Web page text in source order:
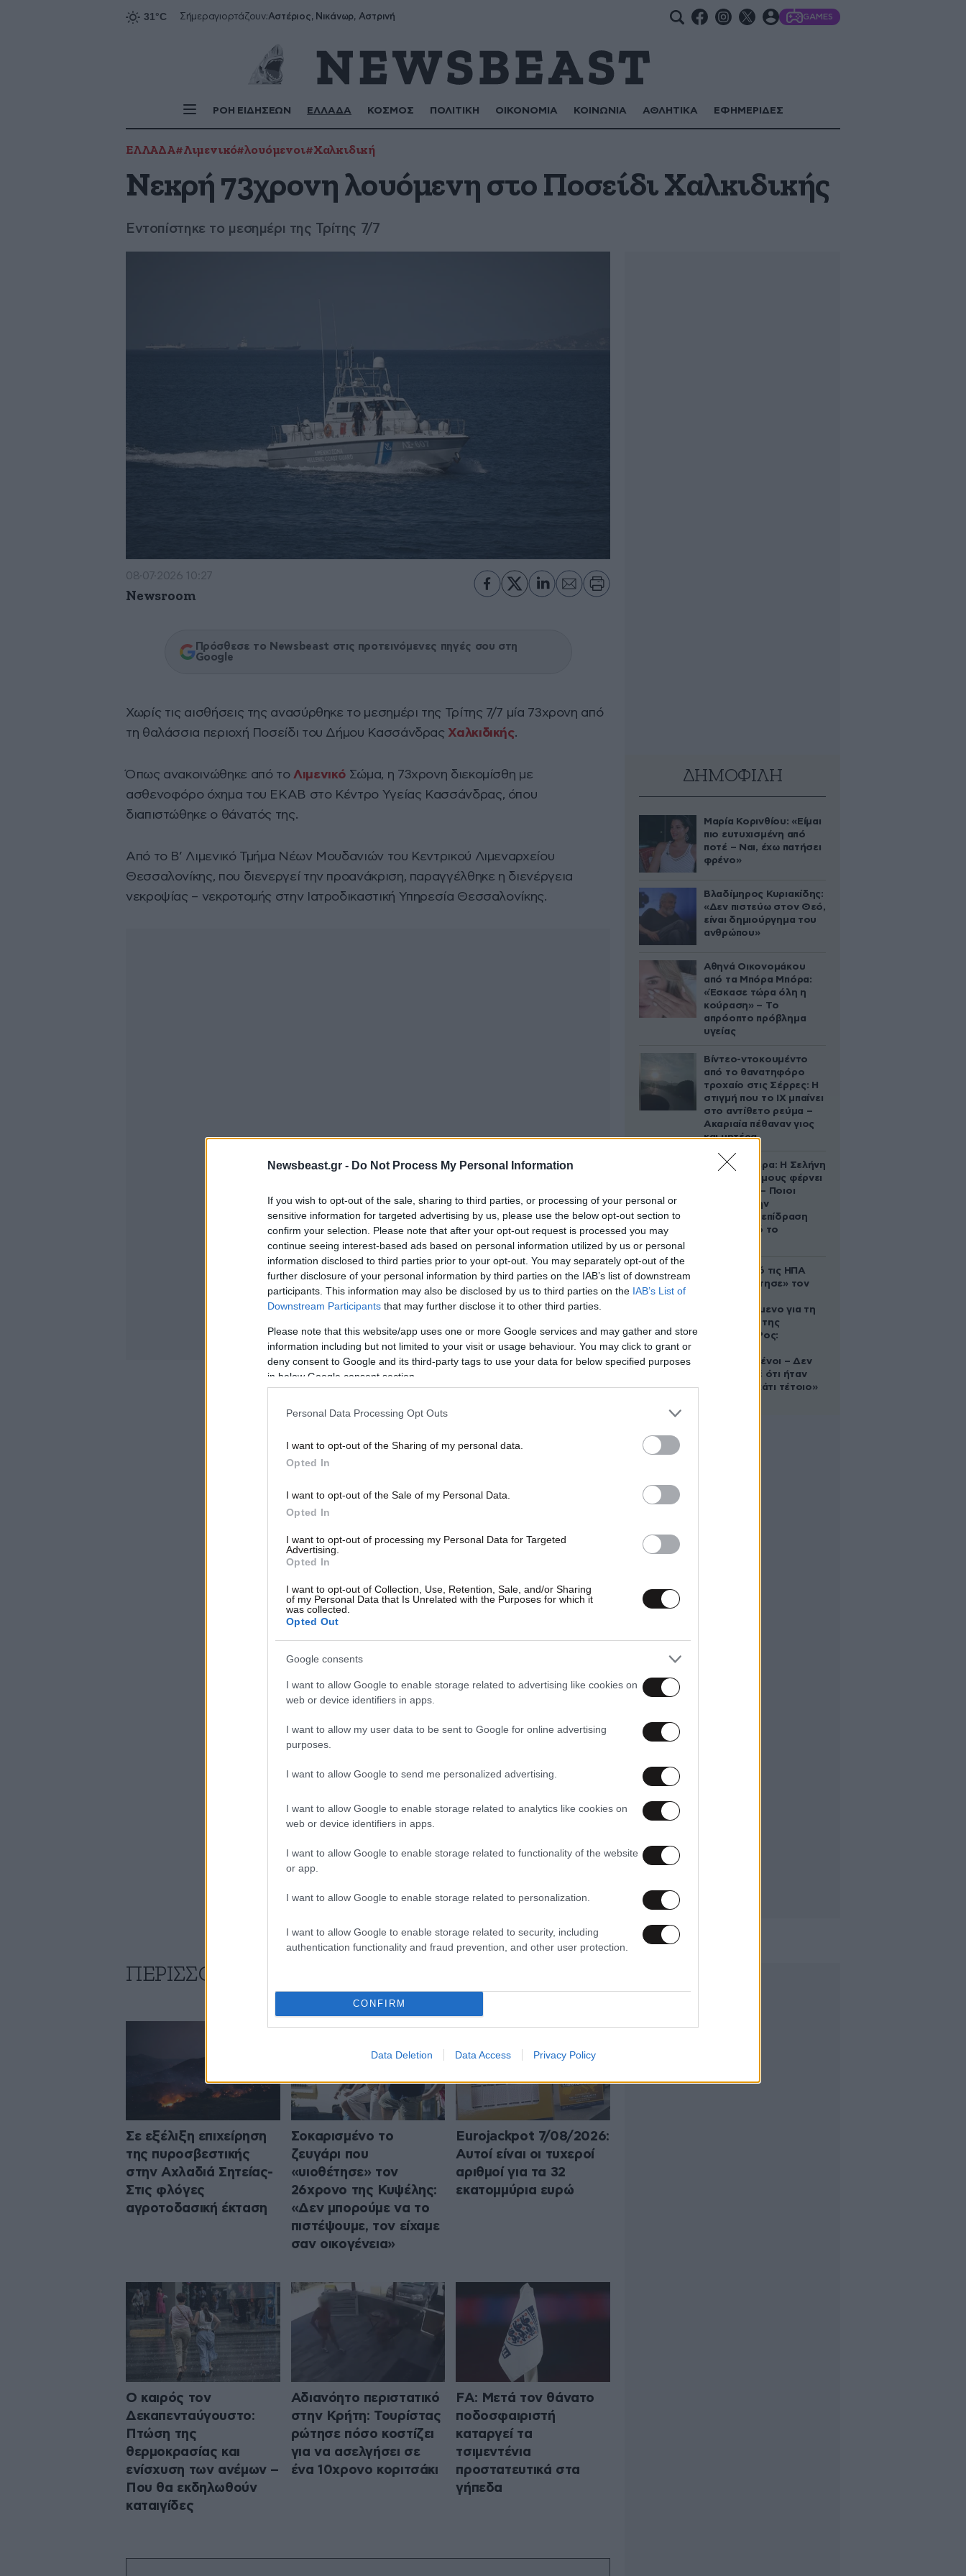
Newsbeast.gr - Do Not Process My Personal Information
If you wish to opt-out of the sale, sharing to third parties, or processing of your personal or
sensitive information for targeted advertising by us, please use the below opt-out section to
confirm your selection. Please note that after your opt-out request is processed you may
continue seeing interest-based ads based on personal information utilized by us or personal
information disclosed to third parties prior to your opt-out. You may separately opt-out of the
further disclosure of your personal information by third parties on the IAB’s list of downstream
participants. This information may also be disclosed by us to third parties on the IAB’s List of
Downstream Participants that may further disclose it to other third parties.
Please note that this website/app uses one or more Google services and may gather and store
information including but not limited to your visit or usage behaviour. You may click to grant or
deny consent to Google and its third-party tags to use your data for below specified purposes
in below Google consent section.
Personal Data Processing Opt Outs
I want to opt-out of the Sharing of my personal data.
Opted In
I want to opt-out of the Sale of my Personal Data.
Opted In
I want to opt-out of processing my Personal Data for Targeted
Advertising.
Opted In
I want to opt-out of Collection, Use, Retention, Sale, and/or Sharing
of my Personal Data that Is Unrelated with the Purposes for which it
was collected.
Opted Out
Google consents
I want to allow Google to enable storage related to advertising like cookies on
web or device identifiers in apps.
I want to allow my user data to be sent to Google for online advertising
purposes.
I want to allow Google to send me personalized advertising.
I want to allow Google to enable storage related to analytics like cookies on
web or device identifiers in apps.
I want to allow Google to enable storage related to functionality of the website
or app.
I want to allow Google to enable storage related to personalization.
I want to allow Google to enable storage related to security, including
authentication functionality and fraud prevention, and other user protection.
CONFIRM
Data Deletion Data Access Privacy Policy
Σήμεραγιορτάζουν:Αστέριος, Νικάνωρ, Αστρινή GAMES
ΡΟΗ ΕΙΔΗΣΕΩΝ ΕΛΛΑΔΑ ΚΟΣΜΟΣ ΠΟΛΙΤΙΚΗ ΟΙΚΟΝΟΜΙΑ ΚΟΙΝΩΝΙΑ ΑΘΛΗΤΙΚΑ ΕΦΗΜΕΡΙΔΕΣ
ΕΛΛΑΔΑ#Λιμενικό#λουόμενοι#Χαλκιδική
Νεκρή 73χρονη λουόμενη στο Ποσείδι Χαλκιδικής
Εντοπίστηκε το μεσημέρι της Τρίτης 7/7
08·07·2026 10:27
Newsroom
Πρόσθεσε το Newsbeast στις προτεινόμενες πηγές σου στη
Google
Χωρίς τις αισθήσεις της ανασύρθηκε το μεσημέρι της Τρίτης 7/7 μία 73χρονη από
τη θαλάσσια περιοχή Ποσείδι του Δήμου Κασσάνδρας Χαλκιδικής.
Όπως ανακοινώθηκε από το Λιμενικό Σώμα, η 73χρονη διεκομίσθη με
ασθενοφόρο όχημα του ΕΚΑΒ στο Κέντρο Υγείας Κασσάνδρας, όπου
διαπιστώθηκε ο θάνατός της.
Από το Β’ Λιμενικό Τμήμα Νέων Μουδανιών του Κεντρικού Λιμεναρχείου
Θεσσαλονίκης, που διενεργεί την προανάκριση, παραγγέλθηκε η διενέργεια
νεκροψίας – νεκροτομής στην Ιατροδικαστική Υπηρεσία Θεσσαλονίκης.
ΔΗΜΟΦΙΛΗ
Μαρία Κορινθίου: «Είμαι
πιο ευτυχισμένη από
ποτέ – Ναι, έχω πατήσει
φρένο»
Βλαδίμηρος Κυριακίδης:
«Δεν πιστεύω στον Θεό,
είναι δημιούργημα του
ανθρώπου»
Αθηνά Οικονομάκου
από τα Μπόρα Μπόρα:
«Έσκασε τώρα όλη η
κούραση» – Το
απρόοπτο πρόβλημα
υγείας
Βίντεο-ντοκουμέντο
από το θανατηφόρο
τροχαίο στις Σέρρες: Η
στιγμή που το ΙΧ μπαίνει
στο αντίθετο ρεύμα –
Ακαριαία πέθαναν γιος
και μητέρα
Ζώδια σήμερα: Η Σελήνη
στους Διδύμους φέρνει
ανατροπές – Ποιοι
δέχονται την
ευεργετική επίδραση
του Δία από το
Ζευγάρι από τις ΗΠΑ
που «υιοθέτησε» τον
κατηγορούμενο για τη
δολοφονία της
Ελίζαμπεθ Ρος:
συντετριμμένοι – Δεν
έδειξε ποτέ ότι ήταν
ικανός για κάτι τέτοιο»
ΠΕΡΙΣΣΟΤΕΡΑ ΑΠΟ ΤΗΝ ΕΛΛΑΔΑ
Σε εξέλιξη επιχείρηση
της πυροσβεστικής
στην Αχλαδιά Σητείας-
Στις φλόγες
αγροτοδασική έκταση
Σοκαρισμένο το
ζευγάρι που
«υιοθέτησε» τον
26χρονο της Κυψέλης:
«Δεν μπορούμε να το
πιστέψουμε, τον είχαμε
σαν οικογένεια»
Eurojackpot 7/08/2026:
Αυτοί είναι οι τυχεροί
αριθμοί για τα 32
εκατομμύρια ευρώ
Ο καιρός τον
Δεκαπενταύγουστο:
Πτώση της
θερμοκρασίας και
ενίσχυση των ανέμων –
Που θα εκδηλωθούν
καταιγίδες
Αδιανόητο περιστατικό
στην Κρήτη: Τουρίστας
ρώτησε πόσο κοστίζει
για να ασελγήσει σε
ένα 10χρονο κοριτσάκι
FA: Μετά τον θάνατο
ποδοσφαιριστή
καταργεί τα
τσιμεντένια
προστατευτικά στα
γήπεδα